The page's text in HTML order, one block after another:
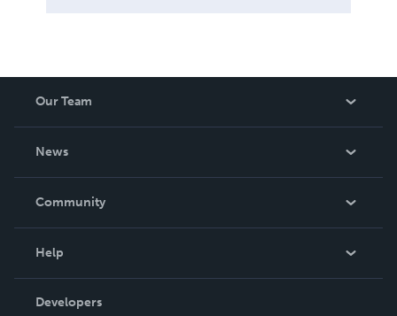
Our Team
News
In The News
Community
Podcast
Help
Order Lookup
Developers